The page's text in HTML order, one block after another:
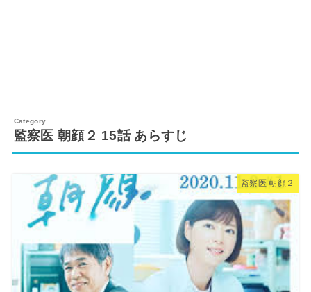
監察医 朝顔２ 15話 あらすじ
監察医 朝顔２